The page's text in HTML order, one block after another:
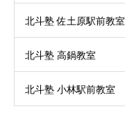
北斗塾 佐土原駅前教室
北斗塾 高鍋教室
北斗塾 小林駅前教室